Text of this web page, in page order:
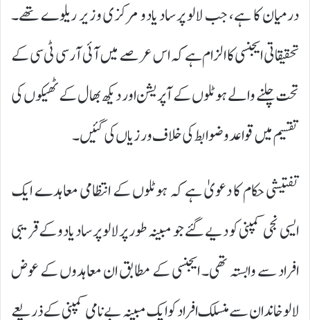
درمیان کا ہے، جب لالو پرساد یادو مرکزی وزیر ریلوے تھے۔
تحقیقاتی ایجنسی کا الزام ہے کہ اس عرصے میں آئی آر سی ٹی سی کے
تحت چلنے والے ہوٹلوں کے آپریشن اور دیکھ بھال کے ٹھیکوں کی
تقسیم میں قواعد و ضوابط کی خلاف ورزیاں کی گئیں۔
تفتیشی حکام کا دعویٰ ہے کہ ہوٹلوں کے انتظامی معاہدے ایک
ایسی نجی کمپنی کو دیے گئے جو مبینہ طور پر لالو پرساد یادو کے قریبی
افراد سے وابستہ تھی۔ ایجنسی کے مطابق ان معاہدوں کے عوض
لالو خاندان سے منسلک افراد کو ایک مبینہ بے نامی کمپنی کے ذریعے